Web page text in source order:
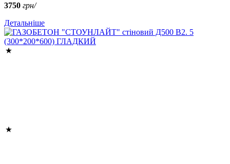
3750 грн/
Детальніше